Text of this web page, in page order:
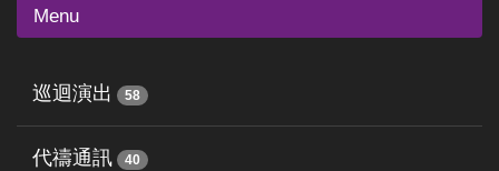
Menu
巡迴演出 58
代禱通訊 40